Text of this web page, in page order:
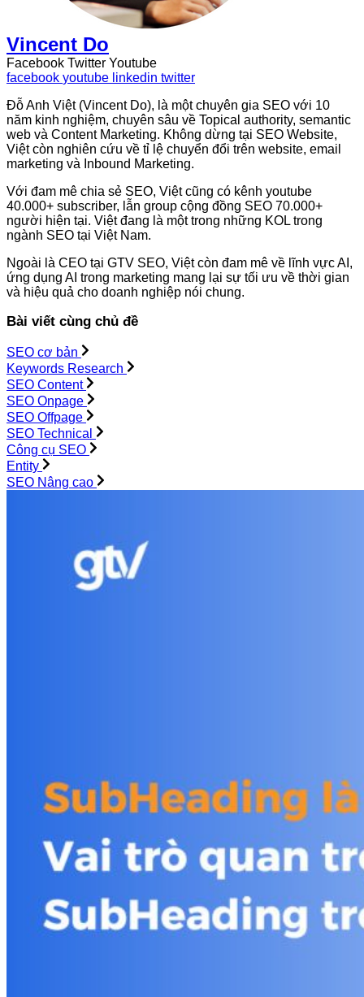
Vincent Do
Facebook Twitter Youtube
facebook youtube linkedin twitter
Đỗ Anh Việt (Vincent Do), là một chuyên gia SEO với 10
năm kinh nghiệm, chuyên sâu về Topical authority, semantic
web và Content Marketing. Không dừng tại SEO Website,
Việt còn nghiên cứu về tỉ lệ chuyển đổi trên website, email
marketing và Inbound Marketing.
Với đam mê chia sẻ SEO, Việt cũng có kênh youtube
40.000+ subscriber, lẫn group cộng đồng SEO 70.000+
người hiện tại. Việt đang là một trong những KOL trong
ngành SEO tại Việt Nam.
Ngoài là CEO tại GTV SEO, Việt còn đam mê về lĩnh vực AI,
ứng dụng AI trong marketing mang lại sự tối ưu về thời gian
và hiệu quả cho doanh nghiệp nói chung.
Bài viết cùng chủ đề
SEO cơ bản
Keywords Research
SEO Content
SEO Onpage
SEO Offpage
SEO Technical
Công cụ SEO
Entity
SEO Nâng cao